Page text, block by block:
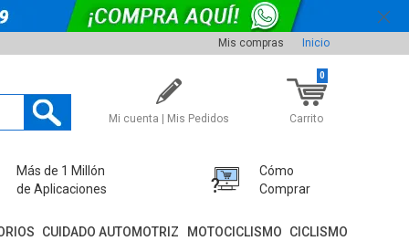
Mis compras Inicio
Mi cuenta | Mis Pedidos Carrito
0
Más de 1 Millón
de Aplicaciones
Cómo
Comprar
CUIDADO AUTOMOTRIZ MOTOCICLISMO CICLISMO